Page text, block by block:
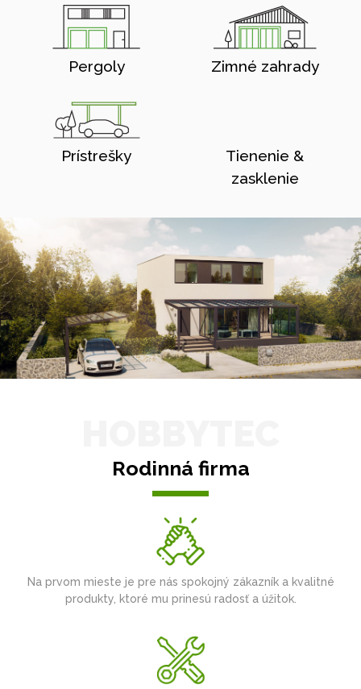
Pergoly Zimné zahrady
Prístrešky
Tienenie &
zasklenie
Rodinná firma
Na prvom mieste je pre nás spokojný zákazník a kvalitné
produkty, ktoré mu prinesú radosť a úžitok.